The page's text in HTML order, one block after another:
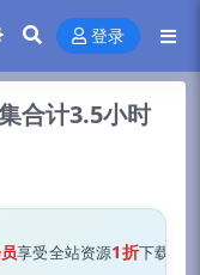
登录
合计3.5小时
享受全站资源1折下载